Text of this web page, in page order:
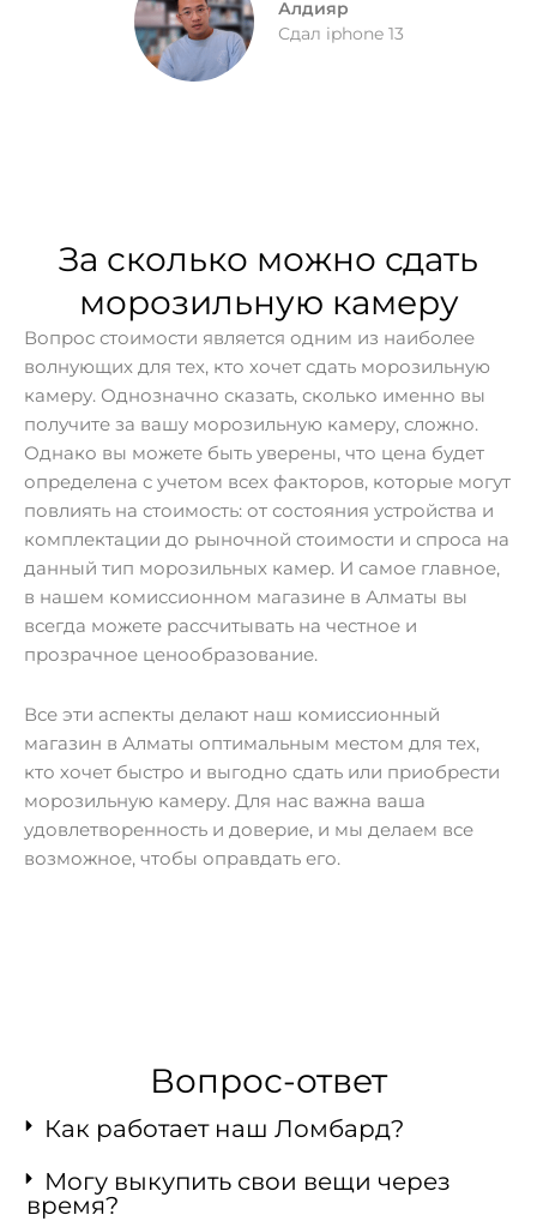
Алдияр
Сдал iphone 13
За сколько можно сдать
морозильную камеру
Вопрос стоимости является одним из наиболее
волнующих для тех, кто хочет сдать морозильную
камеру. Однозначно сказать, сколько именно вы
получите за вашу морозильную камеру, сложно.
Однако вы можете быть уверены, что цена будет
определена с учетом всех факторов, которые могут
повлиять на стоимость: от состояния устройства и
комплектации до рыночной стоимости и спроса на
данный тип морозильных камер. И самое главное,
в нашем комиссионном магазине в Алматы вы
всегда можете рассчитывать на честное и
прозрачное ценообразование.
Все эти аспекты делают наш комиссионный
магазин в Алматы оптимальным местом для тех,
кто хочет быстро и выгодно сдать или приобрести
морозильную камеру. Для нас важна ваша
удовлетворенность и доверие, и мы делаем все
возможное, чтобы оправдать его.
Вопрос-ответ
Как работает наш Ломбард?
Могу выкупить свои вещи через
время?